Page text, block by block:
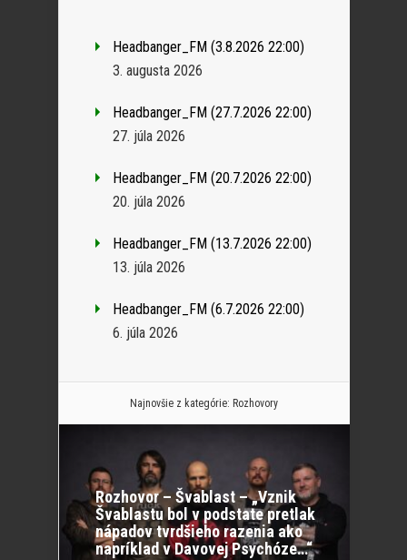
Headbanger_FM (3.8.2026 22:00)
3. augusta 2026
Headbanger_FM (27.7.2026 22:00)
27. júla 2026
Headbanger_FM (20.7.2026 22:00)
20. júla 2026
Headbanger_FM (13.7.2026 22:00)
13. júla 2026
Headbanger_FM (6.7.2026 22:00)
6. júla 2026
Najnovšie z kategórie: Rozhovory
Rozhovor – Švablast – „Vznik
Švablastu bol v podstate pretlak
nápadov tvrdšieho razenia ako
napríklad v Davovej Psychóze…“